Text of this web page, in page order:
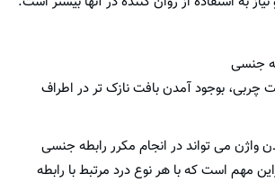
جنسی
چربی، بوجود آمدن بافت نازک تر در اطراف
واژن می تواند در انجام مکرر رابطه جنسی
مهم است که با هر نوع درد مرتبط با رابطه